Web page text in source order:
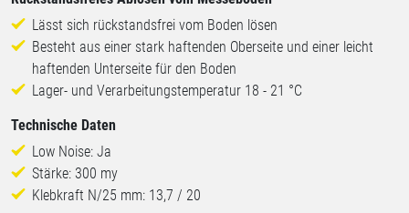
Lässt sich rückstandsfrei vom Boden lösen
Besteht aus einer stark haftenden Oberseite und einer leicht
haftenden Unterseite für den Boden
Lager- und Verarbeitungstemperatur 18 - 21 °C
Technische Daten
Low Noise: Ja
Stärke: 300 my
Klebkraft N/25 mm: 13,7 / 20